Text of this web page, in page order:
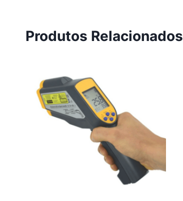
Produtos Relacionados